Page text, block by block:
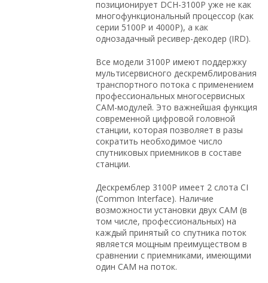
позиционирует DCH-3100P уже не как
многофункциональный процессор (как
серии 5100P и 4000P), а как
однозадачный ресивер-декодер (IRD).
Все модели 3100P имеют поддержку
мультисервисного дескремблирования
транспортного потока с применением
профессиональных многосервисных
CAM-модулей. Это важнейшая функция
современной цифровой головной
станции, которая позволяет в разы
сократить необходимое число
спутниковых приемников в составе
станции.
Дескремблер 3100P имеет 2 слота CI
(Common Interface). Наличие
возможности установки двух CAM (в
том числе, профессиональных) на
каждый принятый со спутника поток
является мощным преимуществом в
сравнении с приемниками, имеющими
один CAM на поток.